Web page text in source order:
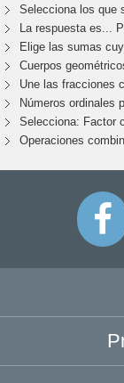
Selecciona los que
La respuesta es...
Elige las sumas
Cuerpos
Une las fracciones
Números ordinales
Selecciona: Factor
Operaciones